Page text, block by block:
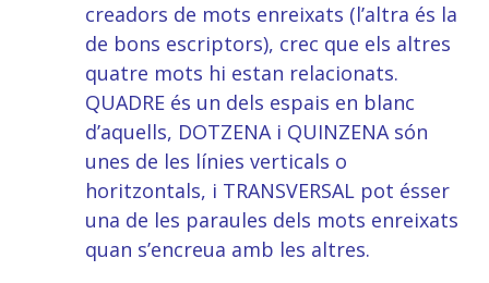
creadors de mots enreixats (l’altra és la
de bons escriptors), crec que els altres
quatre mots hi estan relacionats.
QUADRE és un dels espais en blanc
d’aquells, DOTZENA i QUINZENA són
unes de les línies verticals o
horitzontals, i TRANSVERSAL pot ésser
una de les paraules dels mots enreixats
quan s’encreua amb les altres.